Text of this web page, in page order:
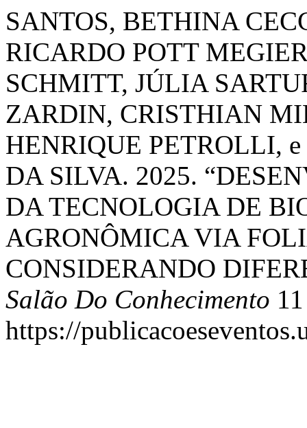
SANTOS, BETHINA
RICARDO POTT
SCHMITT, JÚLIA
ZARDIN, CRISTHIAN
HENRIQUE PETROLLI,
DA SILVA. 2025.
DA TECNOLOGIA DE
AGRONÔMICA VIA
CONSIDERANDO
Salão Do Conhecimento
https://